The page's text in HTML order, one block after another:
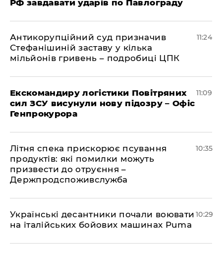
РФ завдавати ударів по Павлограду
Антикорупційний суд призначив
Стефанішиній заставу у кілька
мільйонів гривень – подробиці ЦПК
11:24
Екскомандиру логістики Повітряних
сил ЗСУ висунули нову підозру – Офіс
Генпрокурора
11:09
Літня спека прискорює псування
продуктів: які помилки можуть
призвести до отруєння –
Держпродспоживслужба
10:35
Українські десантники почали воювати
на італійських бойових машинах Puma
10:29